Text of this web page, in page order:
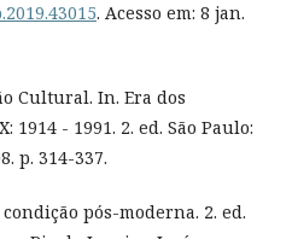
. Acesso em: 8 jan.
Cultural. In. Era dos
1914 - 1991. 2. ed. São Paulo:
p. 314-337.
condição pós-moderna. 2. ed.